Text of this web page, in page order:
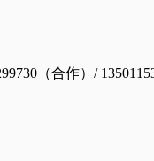
（合作）/